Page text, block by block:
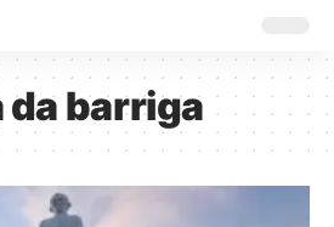
da barriga